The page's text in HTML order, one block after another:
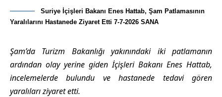
Suriye İçişleri Bakanı Enes Hattab, Şam Patlamasının
Yaralılarını Hastanede Ziyaret Etti 7-7-2026 SANA
Şam’da Turizm Bakanlığı yakınındaki iki patlamanın
ardından olay yerine giden İçişleri Bakanı Enes Hattab,
incelemelerde bulundu ve hastanede tedavi gören
yaralıları ziyaret etti.